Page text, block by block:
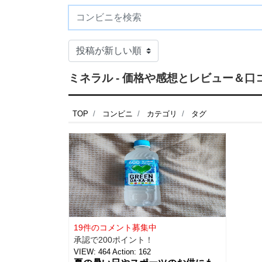
ミネラル - 価格や感想とレビュー＆口
TOP コンビニ カテゴリ タグ
19件のコメント募集中
承認で200ポイント！
VIEW: 464 Action: 162